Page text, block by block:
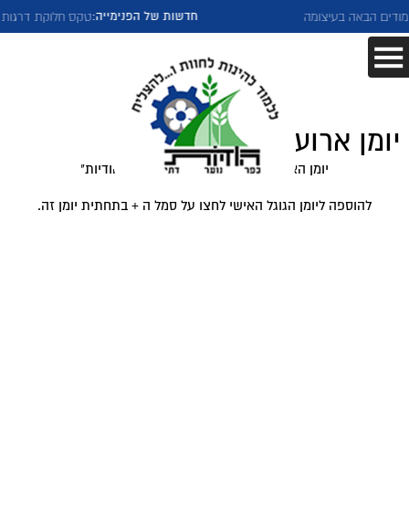
הבאה בעיצומה חדשות של הפנימייה:טקס חלוקת דרגות
יומן ארועים
יומן הארועים המעודכן של כפר הנוער "הודיות"
להוספה ליומן הגוגל האישי לחצו על סמל ה + בתחתית יומן זה.